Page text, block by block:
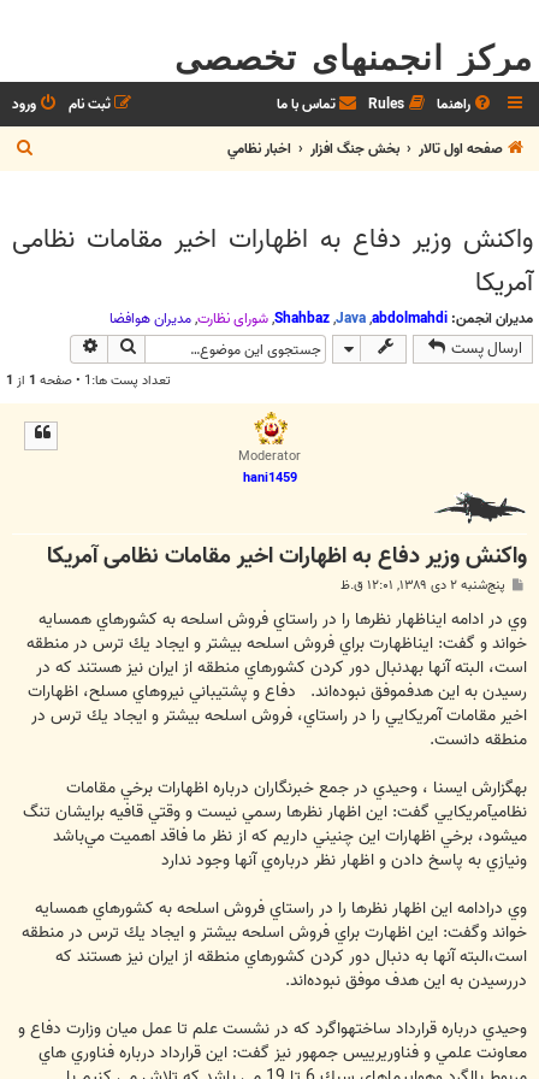
مرکز انجمنهای تخصصی
راهنما Rules تماس با ما ورود
ثبت نام
صفحه اول تالار
بخش جنگ افزار اخبار نظامي
س
واکنش وزیر دفاع به اظهارات اخير مقامات نظامی
آمريكا
مدیران انجمن: abdolmahdi
,
Java
,
Shahbaz
,شوراي نظارت,مديران هوافضا
ارسال پست جستجو
تعداد پست ها:1 • صفحه 1 از 1
Moderator
hani1459
واکنش وزیر دفاع به اظهارات اخير مقامات نظامی آمريكا
س
ت
پنج‌شنبه ۲ دی ۱۳۸۹, ۱۲:۰۱ ق.ظ
وي در ادامه ايناظهار نظرها را در راستاي فروش اسلحه به كشورهاي همسايه
خواند و گفت: ايناظهارت براي فروش اسلحه بيشتر و ايجاد يك ترس در منطقه
است، البته آنها بهدنبال دور كردن كشورهاي منطقه از ايران نيز هستند كه در
رسيدن به اين هدفموفق نبوده‌اند. دفاع و پشتيباني نيروهاي مسلح، اظهارات
اخير مقامات آمريكايي را در راستاي، فروش اسلحه بيشتر و ايجاد يك ترس در
منطقه دانست.
بهگزارش ايسنا ، وحيدي در جمع خبرنگاران درباره اظهارات برخي مقامات
نظاميآمريكايي گفت: اين اظهار نظرها رسمي نيست و وقتي قافيه برايشان تنگ
ميشود، برخي اظهارات اين چنيني داريم كه از نظر ما فاقد اهميت مي‌باشد
ونيازي به پاسخ دادن و اظهار نظر درباره‌ي آنها وجود ندارد
وي درادامه اين اظهار نظرها را در راستاي فروش اسلحه به كشورهاي همسايه
خواند وگفت: اين اظهارت براي فروش اسلحه بيشتر و ايجاد يك ترس در منطقه
است،البته آنها به دنبال دور كردن كشورهاي منطقه از ايران نيز هستند كه
دررسيدن به اين هدف موفق نبوده‌اند.
وحيدي درباره قرارداد ساختهواگرد كه در نشست علم تا عمل ميان وزارت دفاع و
معاونت علمي و فناوريرييس جمهور نيز گفت: اين قرارداد درباره فناوري هاي